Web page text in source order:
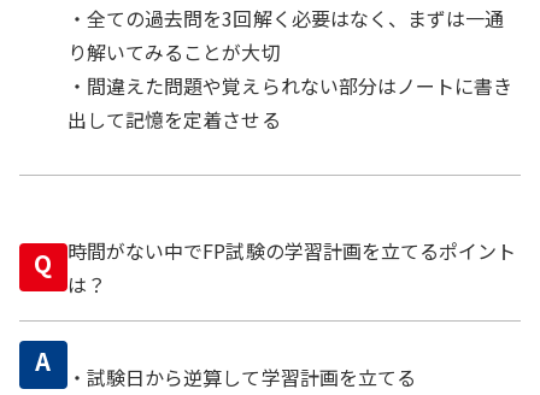
・全ての過去問を3回解く必要はなく、まずは一通
り解いてみることが大切
・間違えた問題や覚えられない部分はノートに書き
出して記憶を定着させる
Q
時間がない中でFP試験の学習計画を立てるポイント
は？
A
・試験日から逆算して学習計画を立てる